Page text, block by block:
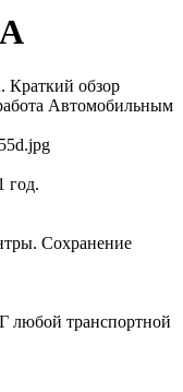
Краткий обзор
Автомобильным
год.
Сохранение
любой транспортной